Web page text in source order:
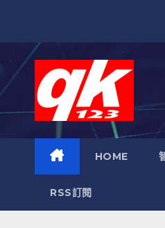
HOME
RSS訂閱